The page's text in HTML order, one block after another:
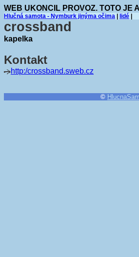
WEB UKONCIL PROVOZ. TOTO JE
Hlučná samota - Nymburk jinýma očima lidé
crossband
kapelka
Kontakt
http:/crossband.sweb.cz
©